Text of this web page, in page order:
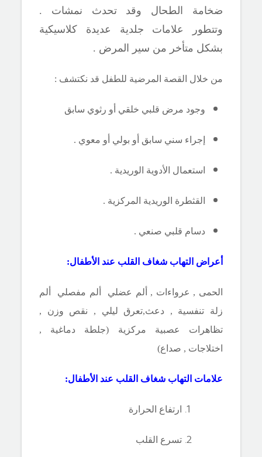
ضخامة الطحال وقد تحدث نمشات .
وتتطور علامات جلدية عديدة كلاسيكية
بشكل متأخر من سير المرض .
من خلال القصة المرضية للطفل قد نكتشف :
وجود مرض قلبي خلقي أو رثوي سابق
إجراء سني سابق أو بولي أو معوي .
استعمال الأدوية الوريدية .
القثطرة الوريدية المركزية .
دسام قلبي صنعي .
أعراض التهاب شغاف القلب عند الأطفال:
الحمى , عرواءات , ألم عضلي ألم مفصلي ألم
زلة تنفسية , دعث,تعرق ليلي , نقص وزن ,
تظاهرات عصبية مركزية (جلطة دماغية ,
اختلاجات , صداع)
علامات التهاب شغاف القلب عند الأطفال:
ارتفاع الحرارة
تسرع القلب